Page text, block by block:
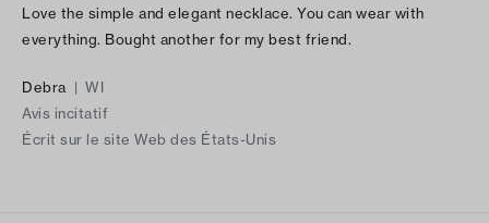
Love the simple and elegant necklace. You can wear with
everything. Bought another for my best friend.
Debra | WI
Avis incitatif
Écrit sur le site Web des États-Unis